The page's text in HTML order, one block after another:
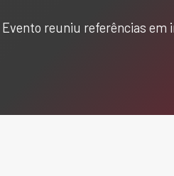
reuniu referências